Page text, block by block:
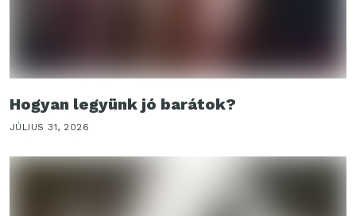
Hogyan legyünk jó barátok?
JÚLIUS 31, 2026